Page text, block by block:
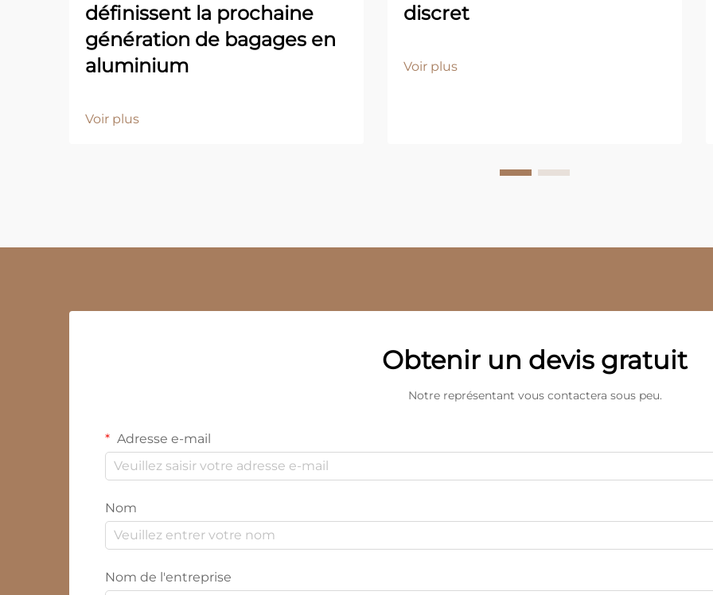
définissent la prochaine
génération de bagages en
aluminium
Voir plus
discret
Voir plus
Obtenir un devis gratuit
Notre représentant vous contactera sous peu.
Adresse e-mail
Nom
Nom de l'entreprise